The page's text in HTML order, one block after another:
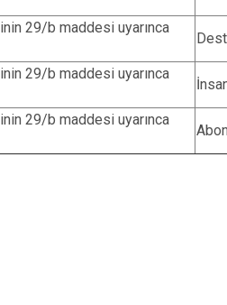
29/b maddesi uyarınca
29/b maddesi uyarınca
29/b maddesi uyarınca